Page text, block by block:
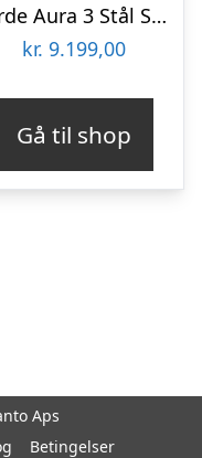
Varde Aura 3 Stål Sort Brændeovn
kr. 9.199,00
Gå til shop
Aps
Betingelser